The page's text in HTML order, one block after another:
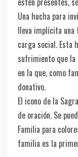
Una hucha para
lleva implícita una
carga social. Esta
sufrimiento que la
en la que, como
donativo.
El icono de la
de oración. Se
Familia para
familia es la